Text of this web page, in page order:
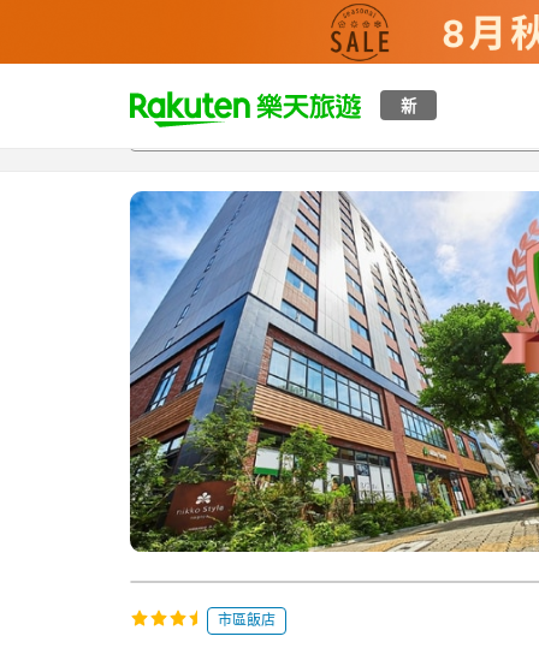
新
t
p
a
g
_
a
r
c
h
總覽客房與方案評語特點設施
市區飯店